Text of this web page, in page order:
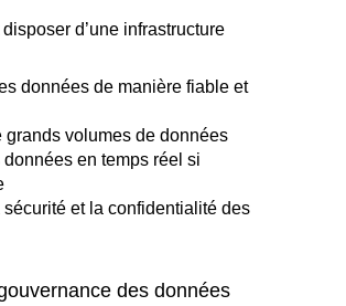
disposer d’une infrastructure
données de manière fiable et
grands volumes de données
données en temps réel si
sécurité et la confidentialité des
des données